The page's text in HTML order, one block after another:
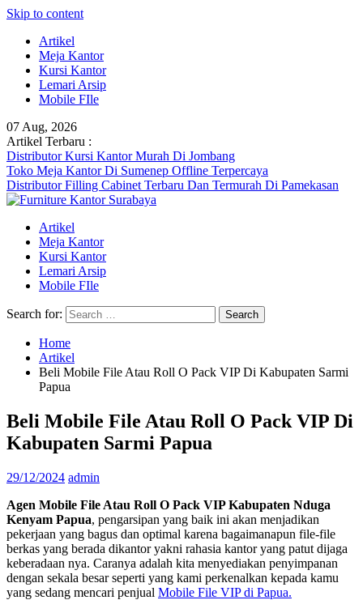
Skip to content
Artikel
Meja Kantor
Kursi Kantor
Lemari Arsip
Mobile FIle
07 Aug, 2026
Artikel Terbaru :
Distributor Kursi Kantor Murah Di Jombang
Toko Meja Kantor Di Sumenep Offline Terpercaya
Distributor Filling Cabinet Terbaru Dan Termurah Di Pamekasan
Artikel
Meja Kantor
Kursi Kantor
Lemari Arsip
Mobile FIle
Search for:
Home
Artikel
Beli Mobile File Atau Roll O Pack VIP Di Kabupaten Sarmi
Papua
Beli Mobile File Atau Roll O Pack VIP Di
Kabupaten Sarmi Papua
29/12/2024 admin
Agen Mobile File Atau Roll O Pack VIP Kabupaten Nduga
Kenyam Papua, pengarsipan yang baik ini akan menjadikan
pekerjaan yang bagus dan optimal karena bagaimanapun file-file
berkas yang berada dikantor yakni rahasia kantor yang patut dijaga
keberadaan nya. Caranya adalah kita menyediakan penyimpanan
dengan sekala besar seperti yang kami perkenalkan kepada kamu
yang sedang mencari penjual Mobile File VIP di Papua.